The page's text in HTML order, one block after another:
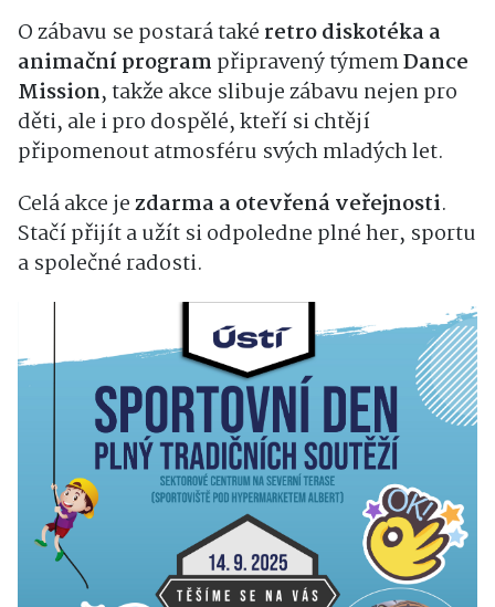
O zábavu se postará také retro diskotéka a
animační program připravený týmemDance
Mission, takže akce slibuje zábavu nejen pro
děti, ale i pro dospělé, kteří si chtějí
připomenout atmosféru svých mladých let.
Celá akce jezdarma a otevřená veřejnosti.
Stačí přijít a užít si odpoledne plné her, sportu
a společné radosti.